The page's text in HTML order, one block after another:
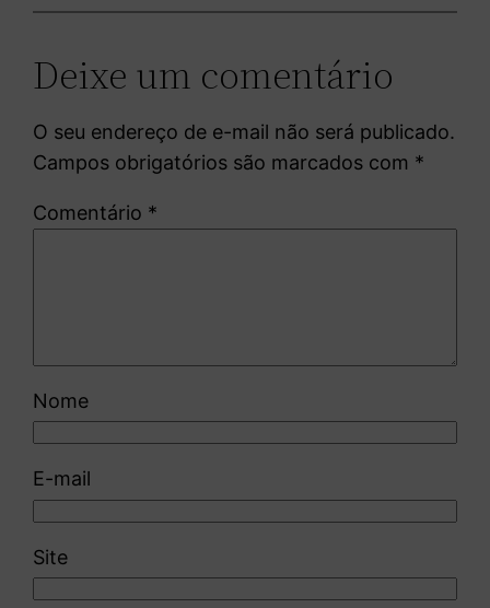
Deixe um comentário
O seu endereço de e-mail não será publicado.
Campos obrigatórios são marcados com *
Comentário *
Nome
E-mail
Site